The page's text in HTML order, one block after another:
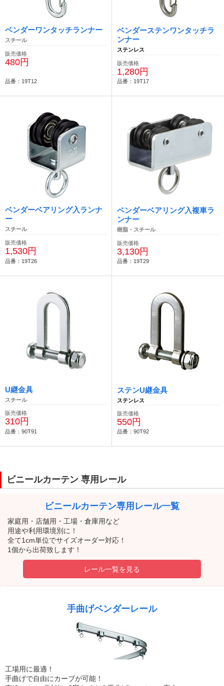
ベンダーワンタッチランナー
スチール
販売価格
480円
品番：19T12
ベンダーステンワンタッチラ
ンナー
ステンレス
販売価格
1,280円
品番：19T17
ベンダーベアリング入ランナ
ー
スチール
販売価格
1,530円
品番：19T26
ベンダーベアリング入複車ラ
ンナー
樹脂・スチール
販売価格
3,130円
品番：19T29
U継金具
スチール
販売価格
310円
品番：90T91
ステンU継金具
ステンレス
販売価格
550円
品番：90T92
ビニールカーテン 専用レール
ビニールカーテン専用レール一覧
家庭用・店舗用・工場・倉庫用など
用途や利用環境別に！
全て1cm単位でサイズオーダー対応！
1個から出荷致します！
レール一覧を見る
手曲げベンダーレール
工場用に最適！
手曲げで自由にカーブが可能！